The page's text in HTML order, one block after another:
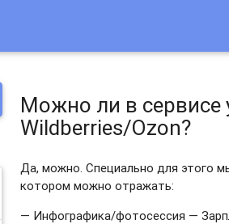
Можно ли в сервисе
Wildberries/Ozon?
Да, можно. Специально для этого
котором можно отражать:
— Инфографика/фотосессия —